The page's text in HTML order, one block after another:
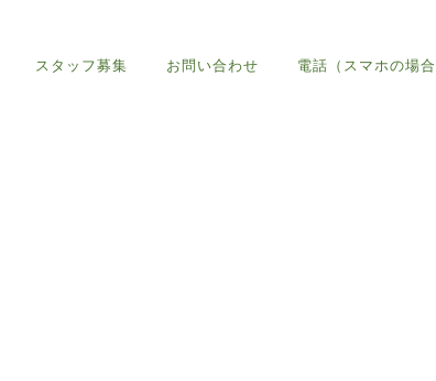
スタッフ募集 お問い合わせ 電話（スマホの場合